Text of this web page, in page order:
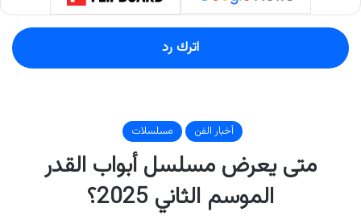
اترك رد